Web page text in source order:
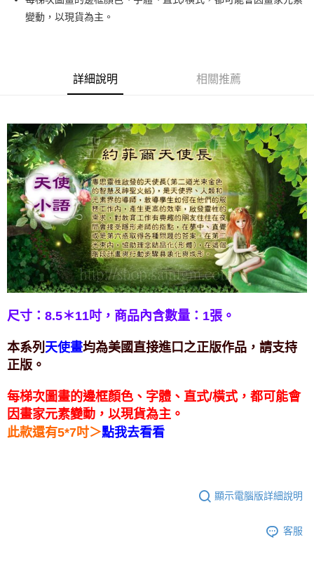
悠遊付
全家取貨付款
7-11取貨付款
每筆NT$80，滿NT$3,000(含以上)免運費
賣家宅配幫您送（台灣）
每筆NT$80，滿NT$3,000(含以上)免運費
郵局幫你送（離島）
每筆NT$80，滿NT$3,000(含以上)免運費
付款後門市自取
免運費
變動，以現貨為主。
詳細說明 相關推薦
尺寸：8.5＊11吋， 商品內含數量：1張。
本系列 天使畫均為美國直接進口之正版作品，請支持
正版。
每梯次圖畫的邊框顏色、字體、直式/橫式，都可能會
因畫家元素變動，以現貨為主。
此款還有5*7吋＞點我去看看
顯示電腦版詳細說明
客服